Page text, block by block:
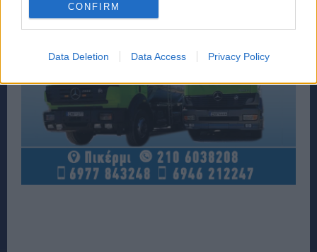
CONFIRM
Data Deletion Data Access Privacy Policy